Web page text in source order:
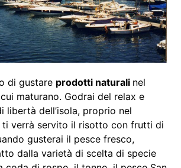
di gustare prodotti naturali nel
maturano. Godrai del relax e
libertà dell’isola, proprio nel
ti verrà servito il risotto con frutti di
gusterai il pesce fresco,
dalla varietà di scelta di specie